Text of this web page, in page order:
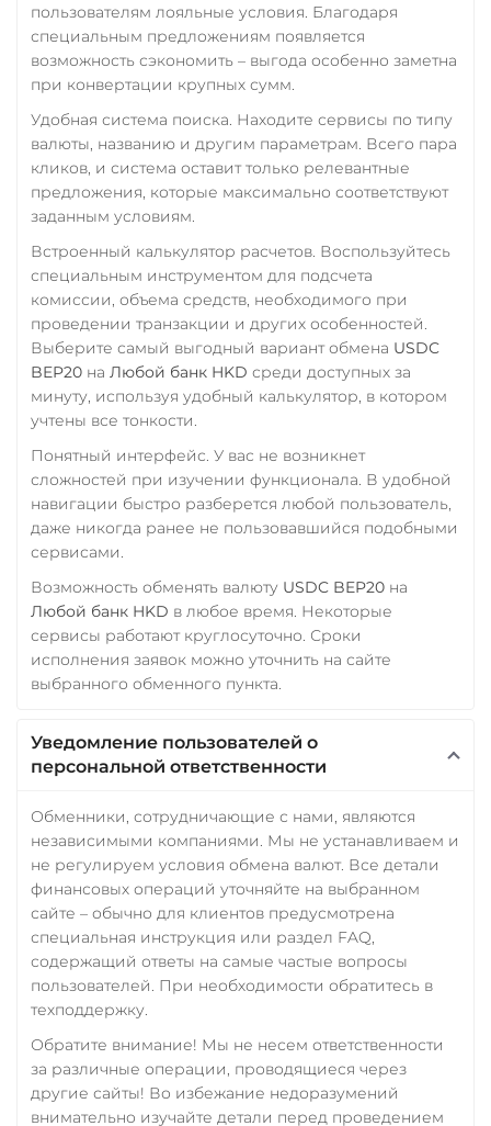
Wrapped Bitcoin (WBTC)
ERC20 AVAXC
CRO
RONIN
Yearn.finance (YFI)
пользователям лояльные условия. Благодаря
специальным предложениям появляется
возможность сэкономить – выгода особенно заметна
при конвертации крупных сумм.
Удобная система поиска. Находите сервисы по типу
валюты, названию и другим параметрам. Всего пара
кликов, и система оставит только релевантные
предложения, которые максимально соответствуют
заданным условиям.
Встроенный калькулятор расчетов. Воспользуйтесь
специальным инструментом для подсчета
комиссии, объема средств, необходимого при
проведении транзакции и других особенностей.
Выберите самый выгодный вариант обмена USDC
BEP20 на Любой банк HKD среди доступных за
минуту, используя удобный калькулятор, в котором
учтены все тонкости.
Понятный интерфейс. У вас не возникнет
сложностей при изучении функционала. В удобной
навигации быстро разберется любой пользователь,
даже никогда ранее не пользовавшийся подобными
сервисами.
Возможность обменять валюту USDC BEP20 на
Любой банк HKD в любое время. Некоторые
сервисы работают круглосуточно. Сроки
исполнения заявок можно уточнить на сайте
выбранного обменного пункта.
Уведомление пользователей о
персональной ответственности
Обменники, сотрудничающие с нами, являются
независимыми компаниями. Мы не устанавливаем и
не регулируем условия обмена валют. Все детали
финансовых операций уточняйте на выбранном
сайте – обычно для клиентов предусмотрена
специальная инструкция или раздел FAQ,
содержащий ответы на самые частые вопросы
пользователей. При необходимости обратитесь в
техподдержку.
Обратите внимание! Мы не несем ответственности
за различные операции, проводящиеся через
другие сайты! Во избежание недоразумений
внимательно изучайте детали перед проведением